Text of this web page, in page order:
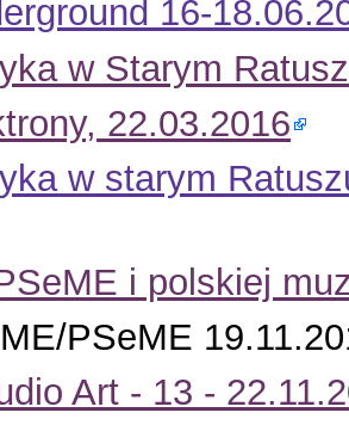
16-
w Starym
22.03.2016
w starym
i polskiej
PSeME
Art - 13 -